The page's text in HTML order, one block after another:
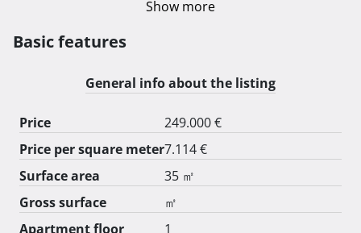
• Lokacija: Prvi red do mora, Lovran, centar
• Pozicija: Prvi kat s balkonom i pogledom na more
• Parking: Privatno parkirno mjesto u ograđenom
dvorištu (pristup putem daljinskog upravljanja)
Raspored stana:
• Ulazni hodnik
• Dnevni boravak s odvojenim spavaćim dijelom
• Kuhinja s kaučom na razvlačenje
• Balkon s očaravajućim pogledom na more
Show more
Basic features
General info about the listing
Price
249.000 €
Price per square meter7.114 €
Surface area
35 ㎡
Gross surface
㎡
Apartment floor
1